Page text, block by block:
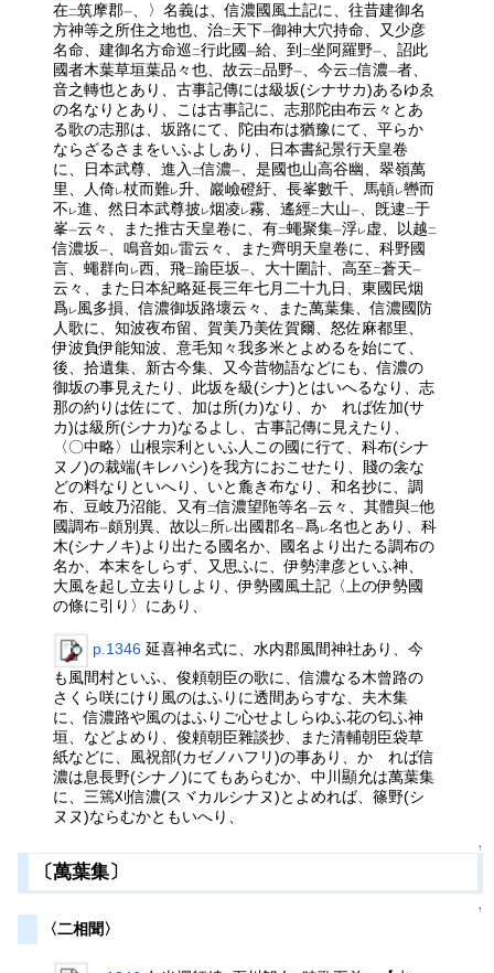
在二筑摩郡一、〉名義は、信濃國風土記に、往昔建御名
方神等之所住之地也、治二天下一御神大穴持命、又少彦
名命、建御名方命巡二行此國一給、到二坐阿羅野一、詔此
國者木葉草垣葉品々也、故云二品野一、今云二信濃一者、
音之轉也とあり、古事記傳には級坂(シナサカ)あるゆゑ
の名なりとあり、こは古事記に、志那陀由布云々とあ
る歌の志那は、坂路にて、陀由布は猶豫にて、平らか
ならざるさまをいふよしあり、日本書紀景行天皇卷
に、日本武尊、進入二信濃一、是國也山高谷幽、翠嶺萬
里、人倚レ杖而難レ升、巖嶮磴紆、長峯數千、馬頓レ轡而
不 レ進、然日本武尊披 レ烟凌 レ霧、遙經二大山一、旣逮二于
峯一云々、また推古天皇卷に、有二蠅聚集一浮レ 虚、以越二
信濃坂一、鳴音如 レ雷云々、また齊明天皇卷に、科野國
言、蠅群向 レ西、飛二踰臣坂一、大十圍計、高至二蒼天一
云々、また日本紀略延長三年七月二十九日、東國民烟
爲レ 風多損、信濃御坂路壞云々、また萬葉集、信濃國防
人歌に、知波夜布留、賀美乃美佐賀爾、怒佐麻都里、
伊波負伊能知波、意毛知々我多米とよめるを始にて、
後、拾遺集、新古今集、又今昔物語などにも、信濃の
御坂の事見えたり、此坂を級(シナ)とはいへるなり、志
那の約りは佐にて、加は所(カ)なり、かゝれば佐加(サ
カ)は級所(シナカ)なるよし、古事記傳に見えたり、
〈〇中略〉山根宗利といふ人この國に行て、科布(シナ
ヌノ)の裁端(キレハシ)を我方におこせたり、賤の衾な
どの料なりといへり、いと麁き布なり、和名抄に、調
布、豆岐乃沼能、又有二信濃望陁等名一云々、其體與二他
國調布一頗別異、故以二所レ出國郡名一爲レ名也とあり、科
木(シナノキ)より出たる國名か、國名より出たる調布の
名か、本末をしらず、又思ふに、伊勢津彦といふ神、
大風を起し立去りしより、伊勢國風土記〈上の伊勢國
の條に引り〉にあり、
p.1346 延喜神名式に、水内郡風間神社あり、今
も風間村といふ、俊頼朝臣の歌に、信濃なる木曾路の
さくら咲にけり風のはふりに透間あらすな、夫木集
に、信濃路や風のはふりご心せよしらゆふ花の匂ふ神
垣、などよめり、俊頼朝臣雜談抄、また清輔朝臣袋草
紙などに、風祝部(カゼノハフリ)の事あり、かゝれば信
濃は息長野(シナノ)にてもあらむか、中川顯允は萬葉集
に、三篶刈信濃(スヾカルシナヌ)とよめれば、篠野(シ
ヌヌ)ならむかともいへり、
↑
〔萬葉集〕
↑
〈二相聞〉